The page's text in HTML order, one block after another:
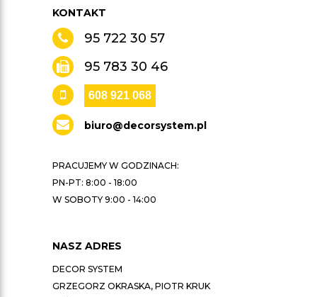
KONTAKT
95 722 30 57
95 783 30 46
608 921 068
biuro@decorsystem.pl
PRACUJEMY W GODZINACH:
PN-PT: 8:00 - 18:00
W SOBOTY 9:00 - 14:00
NASZ ADRES
DECOR SYSTEM
GRZEGORZ OKRASKA, PIOTR KRUK